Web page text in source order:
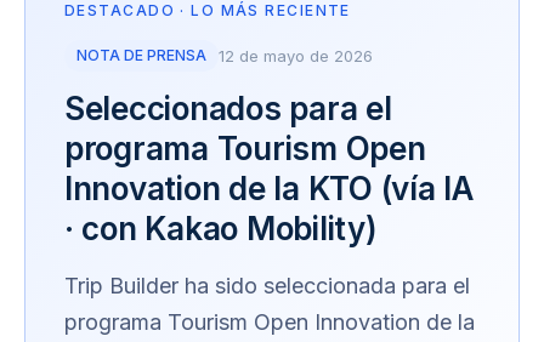
DESTACADO · LO MÁS RECIENTE
NOTA DE PRENSA 12 de mayo de 2026
Seleccionados para el
programa Tourism Open
Innovation de la KTO (vía IA
· con Kakao Mobility)
Trip Builder ha sido seleccionada para el
programa Tourism Open Innovation de la